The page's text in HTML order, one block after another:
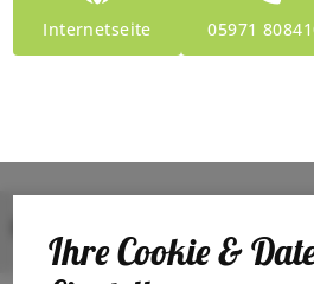
Internetseite 05971
Ihre Cookie &